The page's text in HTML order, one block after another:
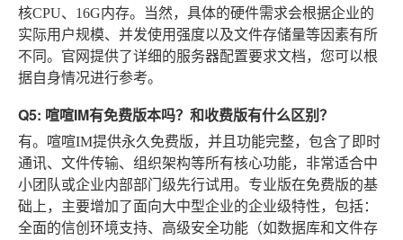
核CPU、16G内存。当然，具体的硬件需求会根据企业的
实际用户规模、并发使用强度以及文件存储量等因素有所
不同。官网提供了详细的服务器配置要求文档，您可以根
据自身情况进行参考。
Q5: 喧喧IM有免费版本吗？和收费版有什么区别？
有。喧喧IM提供永久免费版，并且功能完整，包含了即时
通讯、文件传输、组织架构等所有核心功能，非常适合中
小团队或企业内部部门级先行试用。专业版在免费版的基
础上，主要增加了面向大中型企业的企业级特性，包括：
全面的信创环境支持、高级安全功能（如数据库和文件存